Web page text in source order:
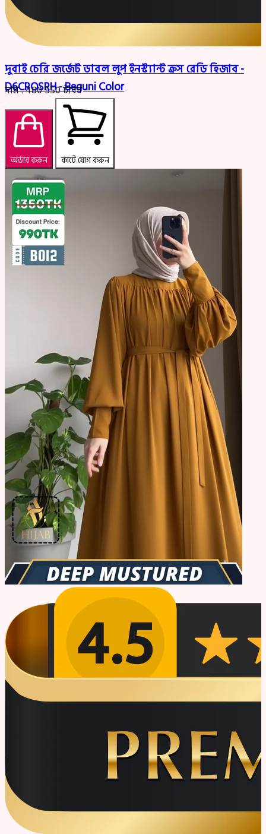
দুবাই চেরি জর্জেট ডাবল লুপ ইনস্ট্যান্ট ক্রস রেডি হিজাব -
D6CROSRH - Beguni Color
দাম :480550টাকা
অর্ডার করুন কার্টে যোগ করুন